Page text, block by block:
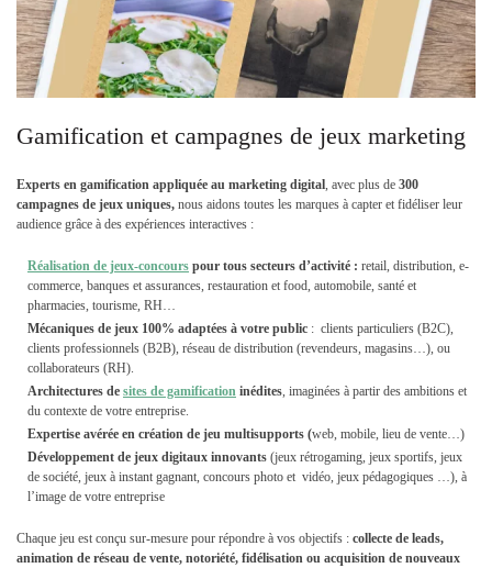
Gamification et campagnes de jeux marketing
Experts en gamification appliquée au marketing digital, avec plus de 300
campagnes de jeux uniques, nous aidons toutes les marques à capter et fidéliser leur
audience grâce à des expériences interactives :
Réalisation de jeux-concours pour tous secteurs d’activité : retail, distribution, e-
commerce, banques et assurances, restauration et food, automobile, santé et
pharmacies, tourisme, RH…
Mécaniques de jeux 100% adaptées à votre public : clients particuliers (B2C),
clients professionnels (B2B), réseau de distribution (revendeurs, magasins…), ou
collaborateurs (RH).
Architectures de sites de gamification inédites, imaginées à partir des ambitions et
du contexte de votre entreprise.
Expertise avérée en création de jeu multisupports (web, mobile, lieu de vente…)
Développement de jeux digitaux innovants (jeux rétrogaming, jeux sportifs, jeux
de société, jeux à instant gagnant, concours photo et vidéo, jeux pédagogiques …), à
l’image de votre entreprise
Chaque jeu est conçu sur-mesure pour répondre à vos objectifs : collecte de leads,
animation de réseau de vente, notoriété, fidélisation ou acquisition de nouveaux